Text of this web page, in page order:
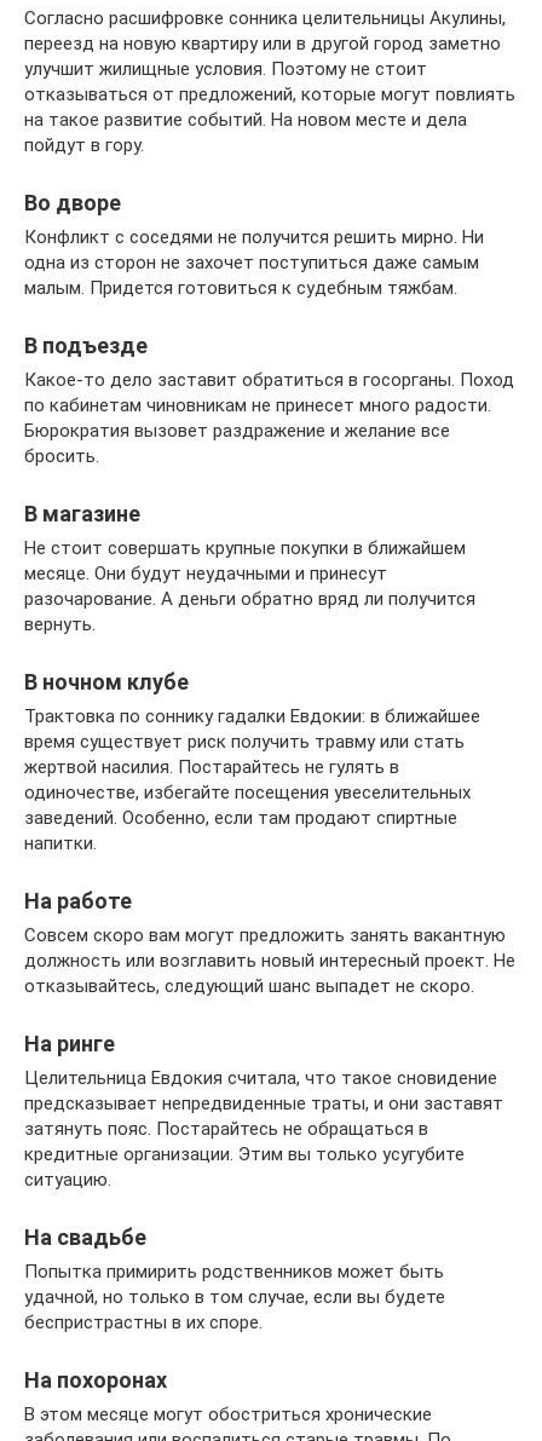
Согласно расшифровке сонника целительницы Акулины,
переезд на новую квартиру или в другой город заметно
улучшит жилищные условия. Поэтому не стоит
отказываться от предложений, которые могут повлиять
на такое развитие событий. На новом месте и дела
пойдут в гору.
Во дворе
Конфликт с соседями не получится решить мирно. Ни
одна из сторон не захочет поступиться даже самым
малым. Придется готовиться к судебным тяжбам.
В подъезде
Какое-то дело заставит обратиться в госорганы. Поход
по кабинетам чиновникам не принесет много радости.
Бюрократия вызовет раздражение и желание все
бросить.
В магазине
Не стоит совершать крупные покупки в ближайшем
месяце. Они будут неудачными и принесут
разочарование. А деньги обратно вряд ли получится
вернуть.
В ночном клубе
Трактовка по соннику гадалки Евдокии: в ближайшее
время существует риск получить травму или стать
жертвой насилия. Постарайтесь не гулять в
одиночестве, избегайте посещения увеселительных
заведений. Особенно, если там продают спиртные
напитки.
На работе
Совсем скоро вам могут предложить занять вакантную
должность или возглавить новый интересный проект. Не
отказывайтесь, следующий шанс выпадет не скоро.
На ринге
Целительница Евдокия считала, что такое сновидение
предсказывает непредвиденные траты, и они заставят
затянуть пояс. Постарайтесь не обращаться в
кредитные организации. Этим вы только усугубите
ситуацию.
На свадьбе
Попытка примирить родственников может быть
удачной, но только в том случае, если вы будете
беспристрастны в их споре.
На похоронах
В этом месяце могут обостриться хронические